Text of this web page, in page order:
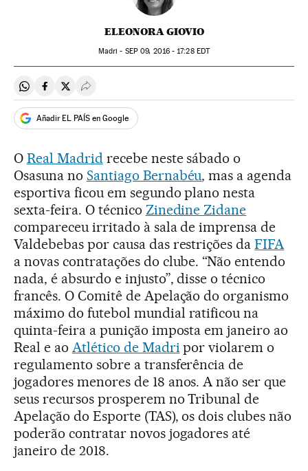
ELEONORA GIOVIO
Madri - SEP 09, 2016 - 17:28EDT
Compartir en Whatsapp
Compartir en Facebook
Compartir en Twitter
Desplegar Redes Sociales
Añadir EL PAÍS en Google
O Real Madridrecebe neste sábado o
Osasuna no Santiago Bernabéu, mas a agenda
esportiva ficou em segundo plano nesta
sexta-feira. O técnico Zinedine Zidane
compareceu irritado à sala de imprensa de
Valdebebas por causa das restrições daFIFA
a novas contratações do clube. “Não entendo
nada, é absurdo e injusto”, disse o técnico
francês. O Comitê de Apelação do organismo
máximo do futebol mundial ratificou na
quinta-feira a punição imposta em janeiro ao
Real e ao Atlético de Madri por violarem o
regulamento sobre a transferência de
jogadores menores de 18 anos. A não ser que
seus recursos prosperem no Tribunal de
Apelação do Esporte (TAS), os dois clubes não
poderão contratar novos jogadores até
janeiro de 2018.